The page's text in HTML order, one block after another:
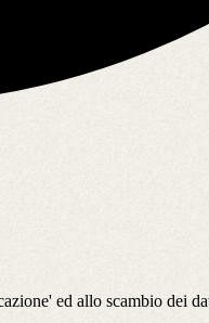
ed allo scambio dei